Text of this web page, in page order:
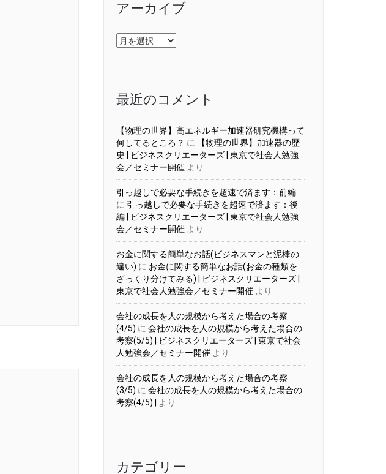
アーカイブ
ア
ー
最近のコメント
【物理の世界】高エネルギー加速器研究機構って
何してるところ？ に
【物理の世界】加速器の歴
史 | ビジネスクリエーターズ | 東京で社会人勉強
会／セミナー開催 より
引っ越しで必要な手続きを超速で済ます：前編
に 引っ越しで必要な手続きを超速で済ます：後
編 | ビジネスクリエーターズ | 東京で社会人勉強
会／セミナー開催 より
お金に関する簡単なお話(ビジネスマンと泥棒の
違い) に お金に関する簡単なお話(お金の種類を
ざっくり分けてみる) | ビジネスクリエーターズ |
東京で社会人勉強会／セミナー開催 より
会社の成長を人の規模から考えた場合の考察
(4/5) に 会社の成長を人の規模から考えた場合の
考察(5/5) | ビジネスクリエーターズ | 東京で社会
人勉強会／セミナー開催 より
会社の成長を人の規模から考えた場合の考察
(3/5) に 会社の成長を人の規模から考えた場合の
考察(4/5) |
より
カテゴリー